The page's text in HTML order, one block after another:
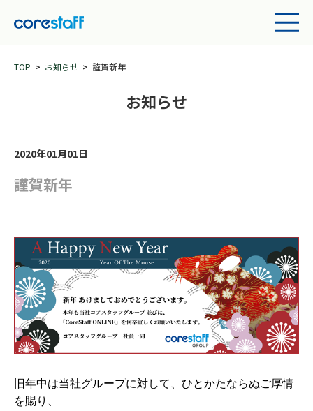
TOP お知らせ 謹賀新年
お知らせ
2020年01月01日
謹賀新年
旧年中は当社グループに対して、ひとかたならぬご厚情
を賜り、